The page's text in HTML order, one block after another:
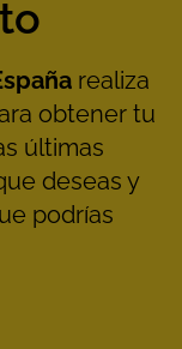
realiza
obtener tu
últimas
deseas y
podrías